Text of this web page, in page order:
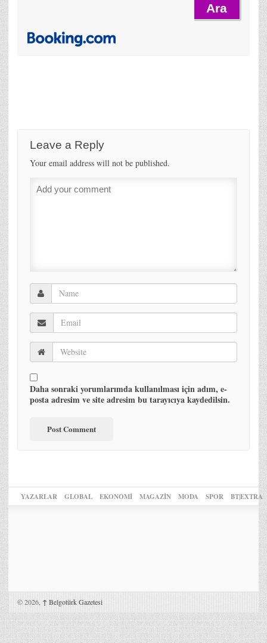
Leave a Reply
Your email address will not be published.
Daha sonraki yorumlarımda kullanılması için adım, e-
posta adresim ve site adresim bu tarayıcıya kaydedilsin.
YAZARLAR GLOBAL EKONOMİ MAGAZİN MODA SPOR BT|EXTRA
© 2026, ↑ Belgotürk Gazetesi